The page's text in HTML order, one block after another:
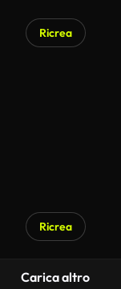
Ricrea
Ricrea
Carica altro